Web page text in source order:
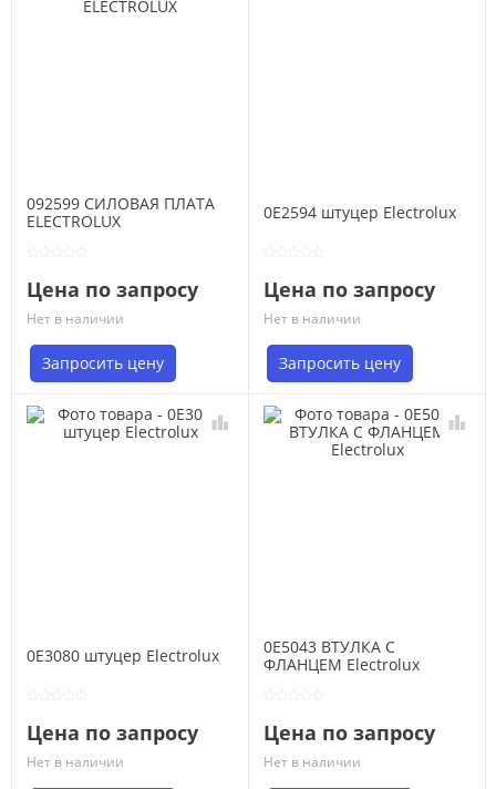
092599 СИЛОВАЯ ПЛАТА
ELECTROLUX
Цена по запросу
Нет в наличии
Запросить цену
0E2594 штуцер Electrolux
Цена по запросу
Нет в наличии
Запросить цену
0E3080 штуцер Electrolux
Цена по запросу
Нет в наличии
0E5043 ВТУЛКА С
ФЛАНЦЕМ Electrolux
Цена по запросу
Нет в наличии